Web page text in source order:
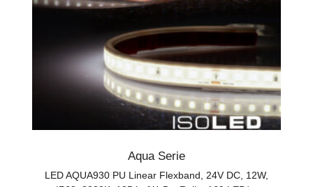
Aqua Serie
LED AQUA930 PU Linear Flexband, 24V DC, 12W,